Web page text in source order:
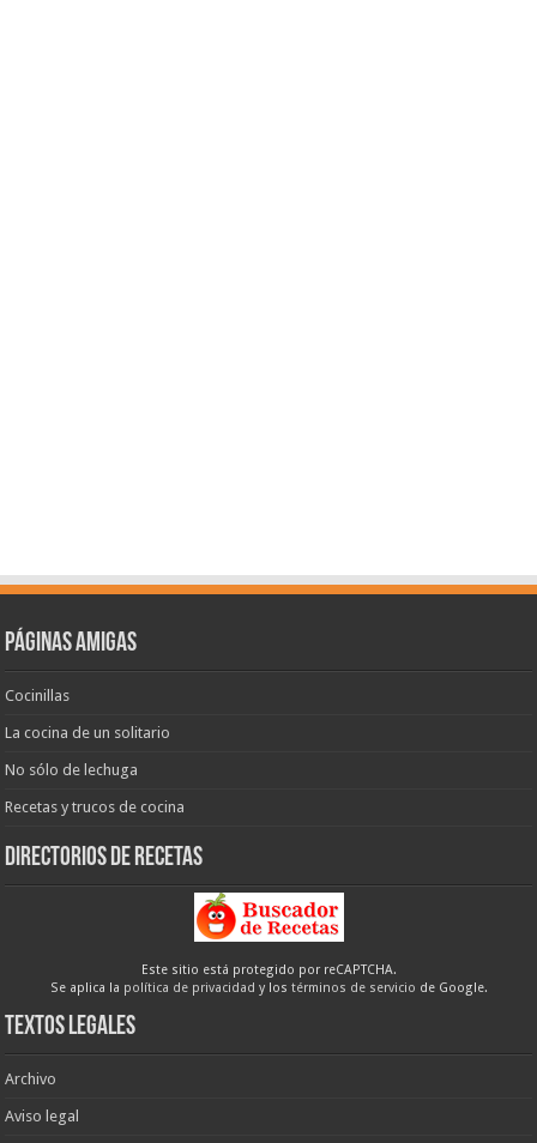
Páginas amigas
Cocinillas
La cocina de un solitario
No sólo de lechuga
Recetas y trucos de cocina
Directorios de recetas
Este sitio está protegido por reCAPTCHA.
Se aplica la política de privacidad y los términos de servicio de Google.
Textos legales
Archivo
Aviso legal